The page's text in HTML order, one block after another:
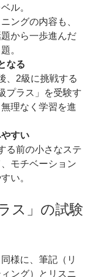
ル。
ングの内容も、
から一歩進んだ
。
なる
、2級に挑戦する
プラス」を受験す
理なく学習を進
すい
る前の小さなステ
モチベーション
い。
ス」の試験
様に、筆記（リ
ング）とリスニ